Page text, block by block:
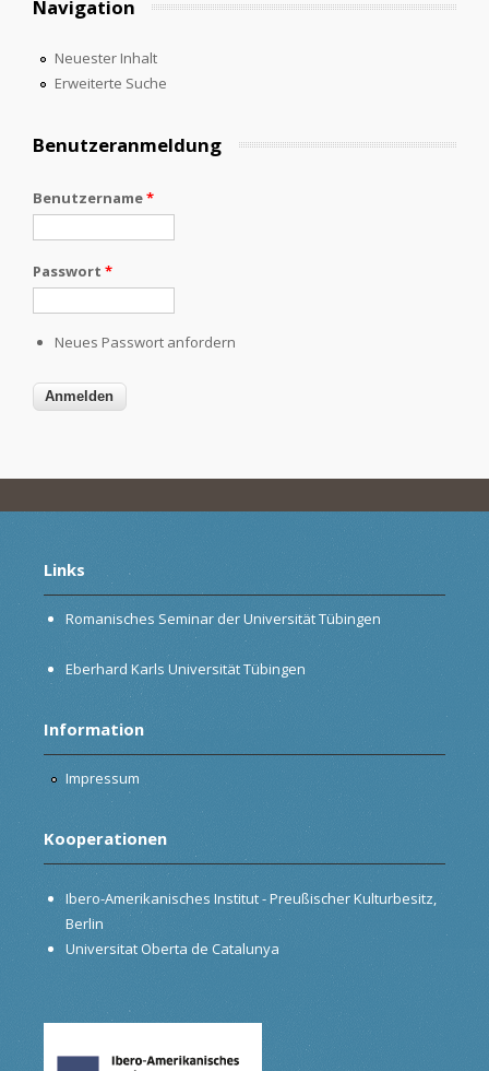
Navigation
Neuester Inhalt
Erweiterte Suche
Benutzeranmeldung
Benutzername*
Passwort *
Neues Passwort anfordern
Links
Romanisches Seminar der Universität Tübingen
Eberhard Karls Universität Tübingen
Information
Impressum
Kooperationen
Ibero-Amerikanisches Institut - Preußischer Kulturbesitz,
Berlin
Universitat Oberta de Catalunya